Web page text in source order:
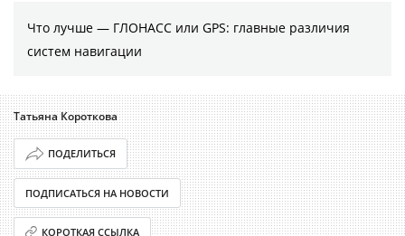
Что лучше — ГЛОНАСС или GPS: главные различия
систем навигации
Татьяна Короткова
ПОДЕЛИТЬСЯ
ПОДПИСАТЬСЯ НА НОВОСТИ
КОРОТКАЯ ССЫЛКА